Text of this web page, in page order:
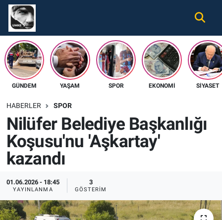
GÜNDEM YAŞAM SPOR EKONOMI SIYASET
HABERLER SPOR
Nilüfer Belediye Başkanlığı
Koşusu'nu 'Aşkartay'
kazandı
01.06.2026 - 18:45
YAYINLANMA
3
GÖSTERIM
Gündem
Ekonomi
Spor
Tüm Haberler
İletişim
Künye
Nöbetçi Eczaneler
Hava Durumu
Namaz Vakitleri
Süper Lig Puan Durumu ve Fikstür
Tüm Manşetler
Son Dakika Haberleri
Haber Arşivi